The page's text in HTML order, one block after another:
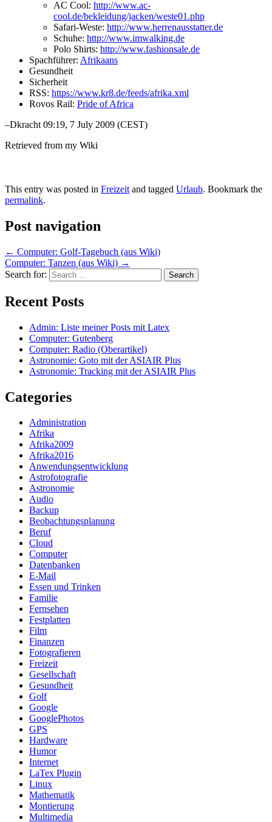
AC Cool: http://www.ac-
cool.de/bekleidung/jacken/weste01.php
Safari-Weste: http://www.herrenausstatter.de
Schuhe: http://www.imwalking.de
Polo Shirts: http://www.fashionsale.de
Spachführer: Afrikaans
Gesundheit
Sicherheit
RSS: https://www.kr8.de/feeds/afrika.xml
Rovos Rail: Pride of Africa
–Dkracht 09:19, 7 July 2009 (CEST)
Retrieved from my Wiki
This entry was posted in Freizeit and tagged Urlaub. Bookmark the
permalink.
Post navigation
← Computer: Golf-Tagebuch (aus Wiki)
Computer: Tanzen (aus Wiki) →
Search for:
Recent Posts
Admin: Liste meiner Posts mit Latex
Computer: Gutenberg
Computer: Radio (Oberartikel)
Astronomie: Goto mit der ASIAIR Plus
Astronomie: Tracking mit der ASIAIR Plus
Categories
Administration
Afrika
Afrika2009
Afrika2016
Anwendungsentwicklung
Astrofotografie
Astronomie
Audio
Backup
Beobachtungsplanung
Beruf
Cloud
Computer
Datenbanken
E-Mail
Essen und Trinken
Familie
Fernsehen
Festplatten
Film
Finanzen
Fotografieren
Freizeit
Gesellschaft
Gesundheit
Golf
Google
GooglePhotos
GPS
Hardware
Humor
Internet
LaTex Plugin
Linux
Mathematik
Montierung
Multimedia